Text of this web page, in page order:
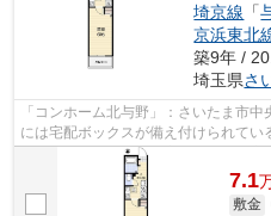
埼京線 「
京浜東北
築9年 /
埼玉県さ
「コンホーム北与野」：さいたま市
には宅配ボックスが備え付けられてい
取ることができます。室内設備は浴室
7.1
敷金